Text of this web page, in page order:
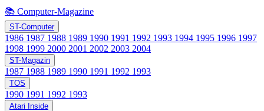
📚 Computer-Magazine
ST-Computer
1986 1987 1988 1989 1990 1991 1992 1993 1994 1995 1996 1997
1998 1999 2000 2001 2002 2003 2004
ST-Magazin
1987 1988 1989 1990 1991 1992 1993
TOS
1990 1991 1992 1993
Atari Inside